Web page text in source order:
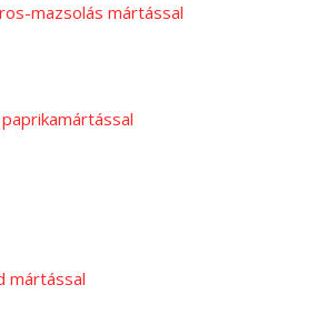
mazsolás mártással
mártással